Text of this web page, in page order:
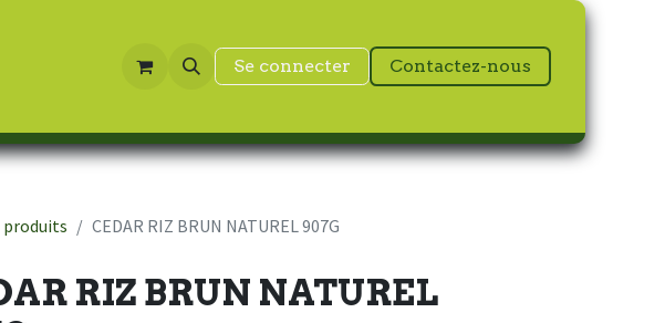
Se connecter Contactez-nous
produits CEDAR RIZ BRUN NATUREL 907G
RIZ BRUN NATUREL